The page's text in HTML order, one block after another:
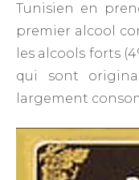
Tunisien en
premier alcool
les alcools forts
qui sont
largement